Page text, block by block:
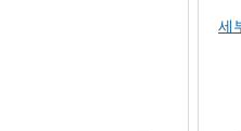
세